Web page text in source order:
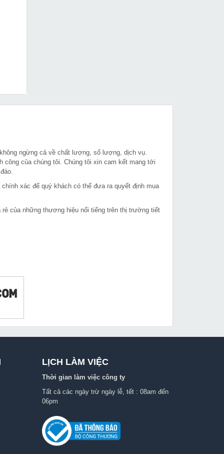
ngừng cả về chất lượng, số lượng, dịch vụ.
của chúng tôi. Chúng tôi xin cam kết mang tới
xác để quý khách có thể đưa ra quyết định mua
của những thương hiệu nổi tiếng trên thị trường tiết
LỊCH LÀM VIỆC
Thời gian làm việc công ty
Tất cả các ngày trừ ngày lễ, tết : 08am đến
06pm